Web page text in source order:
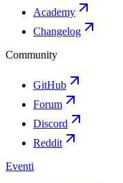
Academy
Changelog
Community
GitHub
Forum
Discord
Reddit
Eventi